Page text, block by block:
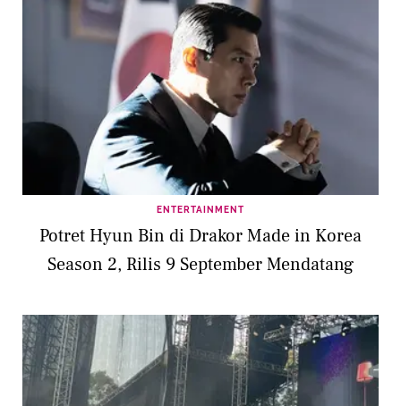
ENTERTAINMENT
Potret Hyun Bin di Drakor Made in Korea
Season 2, Rilis 9 September Mendatang